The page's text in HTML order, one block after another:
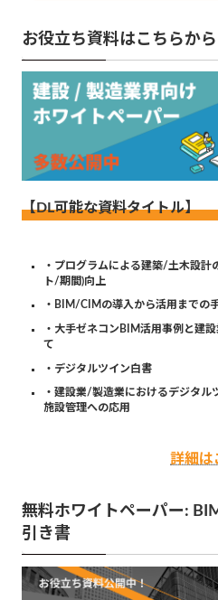
お役立ち資料はこちらから
【DL可能な資料タイトル】
・プログラムによる建築/土木設計
ト/期間)向上
・BIM/CIMの導入から活用までの
・大手ゼネコンBIM活用事例と建
て
・デジタルツイン白書
・建設業/製造業におけるデジタル
施設管理への応用
詳細は
無料ホワイトペーパー:
引き書